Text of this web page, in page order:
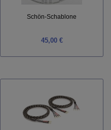
Schön-Schablone
45,00 €